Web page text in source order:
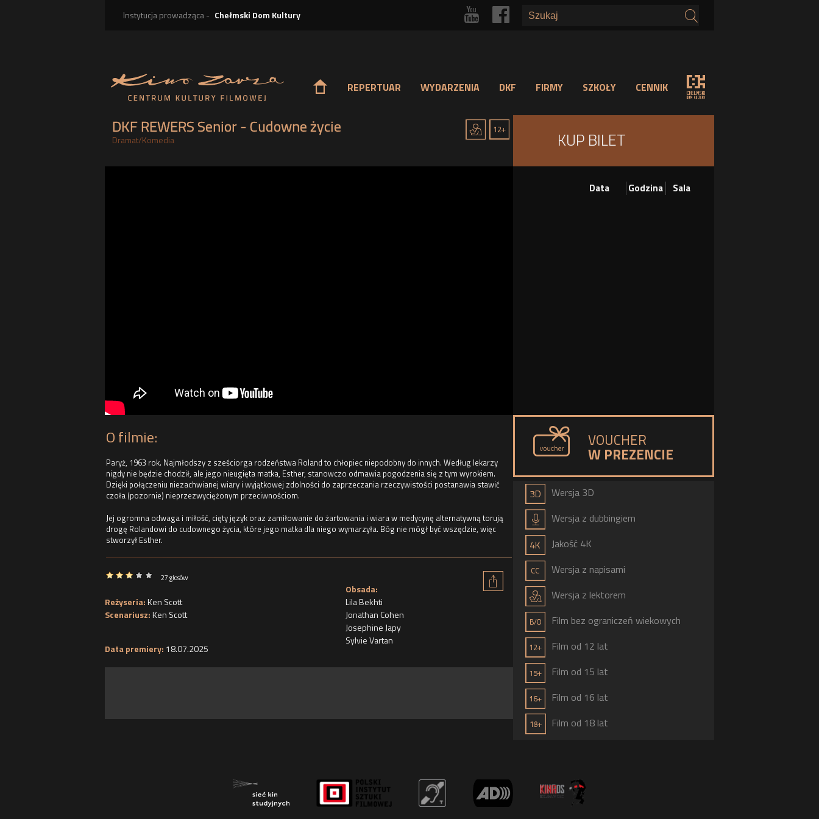
Instytucja prowadząca - Chełmski Dom Kultury r p
o REPERTUAR WYDARZENIA DKF FIRMY SZKOŁY CENNIK s
DKF REWERS Senior - Cudowne życie
Dramat/Komedia
j
O filmie:
Paryż, 1963 rok. Najmłodszy z sześciorga rodzeństwa Roland to chłopiec niepodobny do innych. Według lekarzy
nigdy nie będzie chodził, ale jego nieugięta matka, Esther, stanowczo odmawia pogodzenia się z tym wyrokiem.
Dzięki połączeniu niezachwianej wiary i wyjątkowej zdolności do zaprzeczania rzeczywistości postanawia stawić
czoła (pozornie) nieprzezwyciężonym przeciwnościom.
Jej ogromna odwaga i miłość, cięty język oraz zamiłowanie do żartowania i wiara w medycynę alternatywną torują
drogę Rolandowi do cudownego życia, które jego matka dla niego wymarzyła. Bóg nie mógł być wszędzie, więc
stworzył Esther.
27 głosów
Reżyseria:Ken Scott
Scenariusz:Ken Scott
Data premiery: 18.07.2025
Obsada:
Lila Bekhti
Jonathan Cohen
Josephine Japy
Sylvie Vartan
KUP BILET
Data Godzina Sala
VOUCHER
W PREZENCIE
a
Wersja 3D
h Wersja z dubbingiem
b Jakość 4K
g Wersja z napisami
j
Wersja z lektorem
Film bez ograniczeń wiekowych
Film od 12 lat
Film od 15 lat
Film od 16 lat
Film od 18 lat